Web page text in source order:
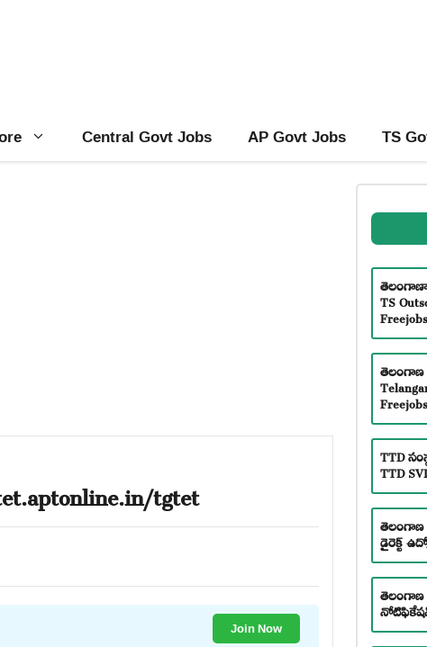
Central Govt Jobs AP Govt Jobs TS
tgtet
Join Now
TS
తెలంగాణ
TTD
TTD
తెలంగాణ
డైరెక్ట్
తెలంగాణ